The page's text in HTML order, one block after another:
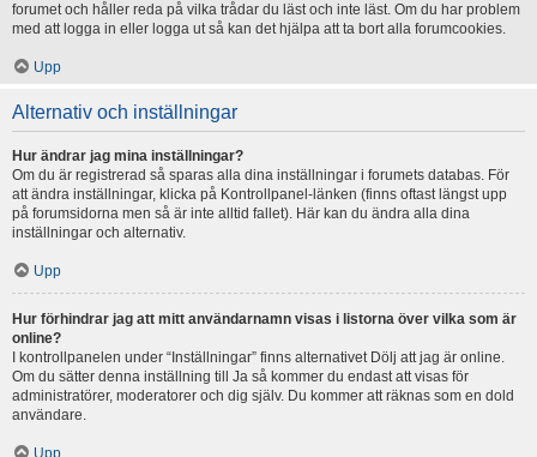
forumet och håller reda på vilka trådar du läst och inte läst. Om du har problem
med att logga in eller logga ut så kan det hjälpa att ta bort alla forumcookies.
Upp
Alternativ och inställningar
Hur ändrar jag mina inställningar?
Om du är registrerad så sparas alla dina inställningar i forumets databas. För
att ändra inställningar, klicka på Kontrollpanel-länken (finns oftast längst upp
på forumsidorna men så är inte alltid fallet). Här kan du ändra alla dina
inställningar och alternativ.
Upp
Hur förhindrar jag att mitt användarnamn visas i listorna över vilka som är
online?
I kontrollpanelen under “Inställningar” finns alternativet Dölj att jag är online.
Om du sätter denna inställning till Ja så kommer du endast att visas för
administratörer, moderatorer och dig själv. Du kommer att räknas som en dold
användare.
Upp